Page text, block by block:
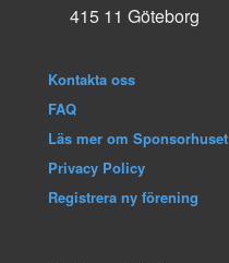
415 11 Göteborg
Kontakta oss
FAQ
Läs mer om Sponsorhuset
Privacy Policy
Registrera ny förening